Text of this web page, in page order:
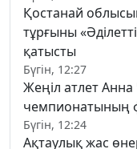
Қостанай
тұрғыны
қатысты
Бүгін, 12:27
Жеңіл атлет
чемпионатының
Бүгін, 12:24
Ақтаулық жас